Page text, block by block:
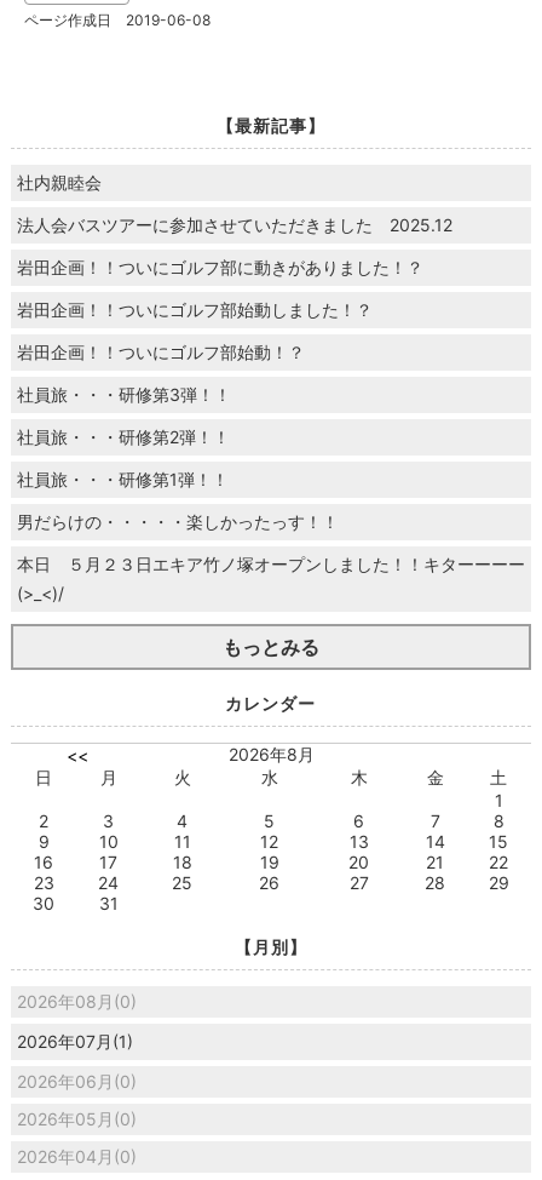
ページ作成日 2019-06-08
【最新記事】
社内親睦会
法人会バスツアーに参加させていただきました 2025.12
岩田企画！！ついにゴルフ部に動きがありました！？
岩田企画！！ついにゴルフ部始動しました！？
岩田企画！！ついにゴルフ部始動！？
社員旅・・・研修第3弾！！
社員旅・・・研修第2弾！！
社員旅・・・研修第1弾！！
男だらけの・・・・・楽しかったっす！！
本日 ５月２３日エキア竹ノ塚オープンしました！！キターーーー
(>_<)/
もっとみる
カレンダー
<<
2026年8月
日
月 火 水 木 金
土
1
2
3 4 5 6 7
8
9
10 11 12 13 14
15
16
17 18 19 20 21
22
23
24 25 26 27 28
29
30
31
【月別】
2026年08月(0)
2026年07月(1)
2026年06月(0)
2026年05月(0)
2026年04月(0)